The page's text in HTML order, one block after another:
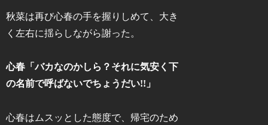
秋菜は再び心春の手を握りしめて、大き
く左右に揺らしながら謝った。
心春「バカなのかしら？それに気安く下
の名前で呼ばないでちょうだい!!」
心春はムスッとした態度で、帰宅のため